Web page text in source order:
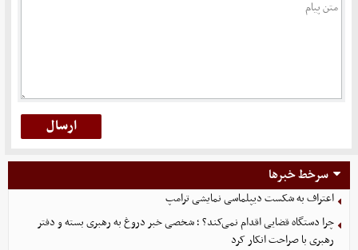
سرخط خبرها
اعتراف به شکست دیپلماسی نمایشی ترامپ
چرا دستگاه قضایی اقدام نمی‌کند؟ ؛ شخصی خبر دروغ به رهبری بسته و دفتر
رهبری با صراحت انکار کرد